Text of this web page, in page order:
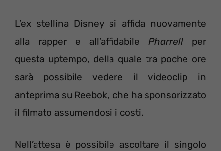
L’ex stellina Disney si affida nuovamente
alla rapper e all’affidabile Pharrell per
questa uptempo, della quale tra poche ore
sarà possibile vedere il videoclip in
anteprima su Reebok, che ha sponsorizzato
il filmato assumendosi i costi.
Nell’attesa è possibile ascoltare il singolo